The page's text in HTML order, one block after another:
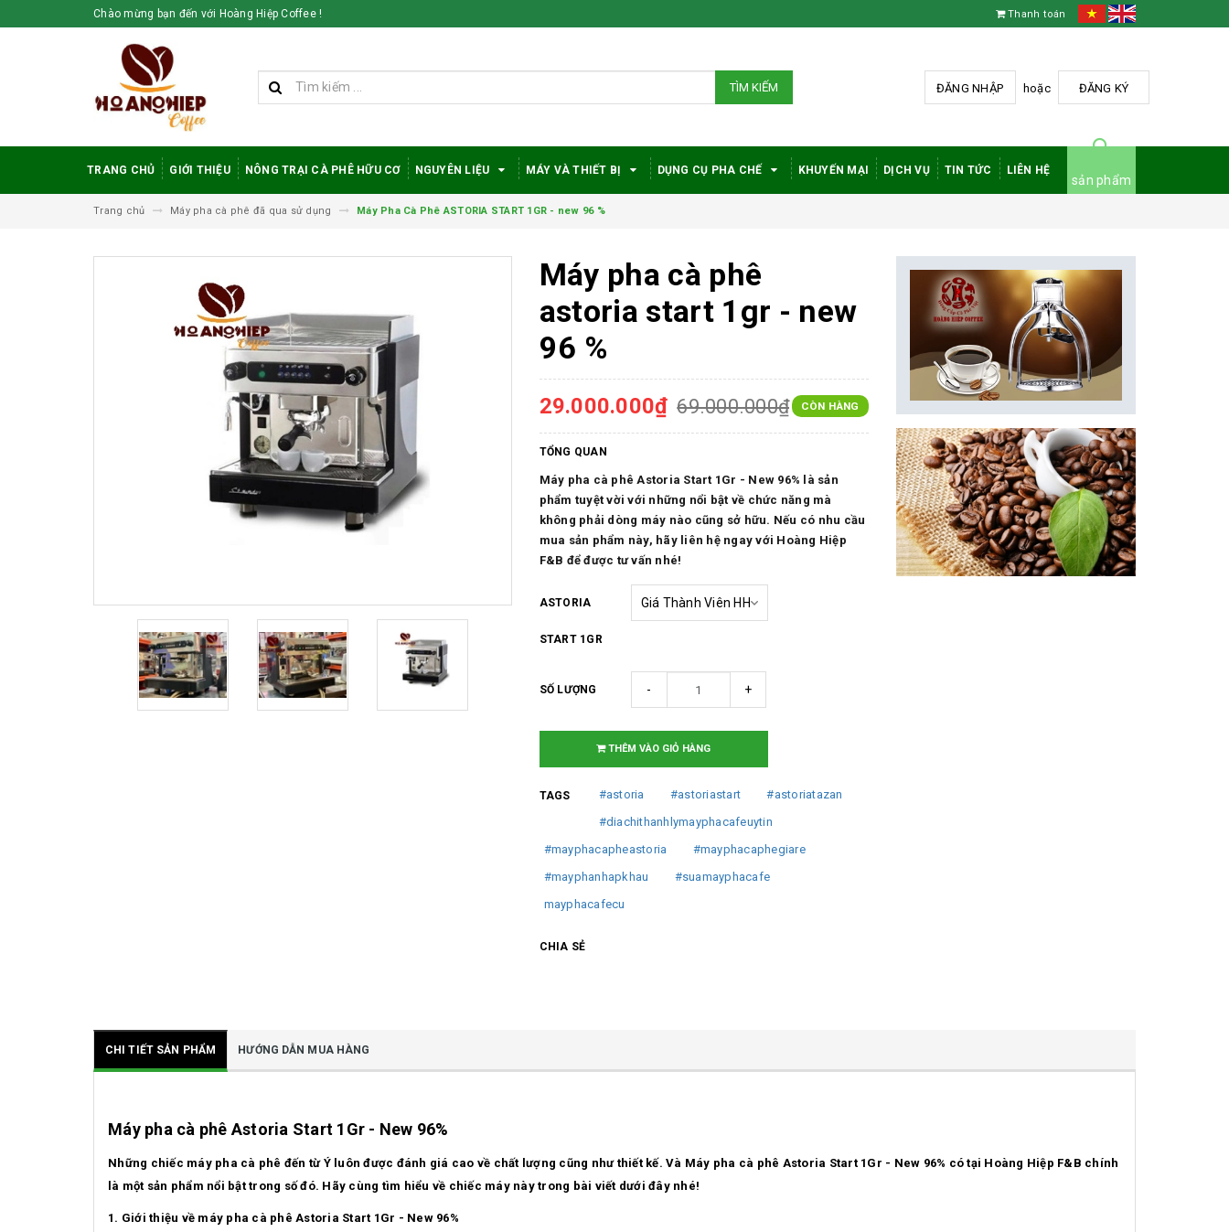
Chào mừng bạn đến với Hoàng Hiệp Coffee ! Thanh toán
TÌM KIẾM ĐĂNG NHẬP hoặc ĐĂNG KÝ
TRANG CHỦ GIỚI THIỆU NÔNG TRẠI CÀ PHÊ HỮU CƠ NGUYÊN LIỆU MÁY VÀ THIẾT BỊ DỤNG CỤ PHA CHẾ KHUYẾN MẠI DỊCH VỤ TIN TỨC LIÊN HỆ
sản phẩm
Trang chủ Máy pha cà phê đã qua sử dụng Máy Pha Cà Phê ASTORIA START 1GR - new 96 %
Máy pha cà phê
astoria start 1gr - new
96 %
29.000.000₫ 69.000.000₫ CÒN HÀNG
TỔNG QUAN
Máy pha cà phê Astoria Start 1Gr - New 96% là sản
phẩm tuyệt vời với những nổi bật về chức năng mà
không phải dòng máy nào cũng sở hữu. Nếu có nhu cầu
mua sản phẩm này, hãy liên hệ ngay với Hoàng Hiệp
F&B để được tư vấn nhé!
ASTORIA
START 1GR
SỐ LƯỢNG - +
THÊM VÀO GIỎ HÀNG
TAGS #astoria #astoriastart
#astoriatazan
#diachithanhlymayphacafeuytin
#mayphacapheastoria
#mayphacaphegiare
#mayphanhapkhau
#suamayphacafe
mayphacafecu
CHIA SẺ
CHI TIẾT SẢN PHẨM HƯỚNG DẪN MUA HÀNG
Máy pha cà phê Astoria Start 1Gr - New 96%
Những chiếc máy pha cà phê đến từ Ý luôn được đánh giá cao về chất lượng cũng như thiết kế. Và Máy pha cà phê Astoria Start 1Gr - New 96% có tại Hoàng Hiệp F&B chính
là một sản phẩm nổi bật trong số đó. Hãy cùng tìm hiểu về chiếc máy này trong bài viết dưới đây nhé!
1. Giới thiệu về máy pha cà phê Astoria Start 1Gr - New 96%